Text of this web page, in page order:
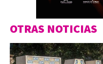
OTRAS NOTICIAS